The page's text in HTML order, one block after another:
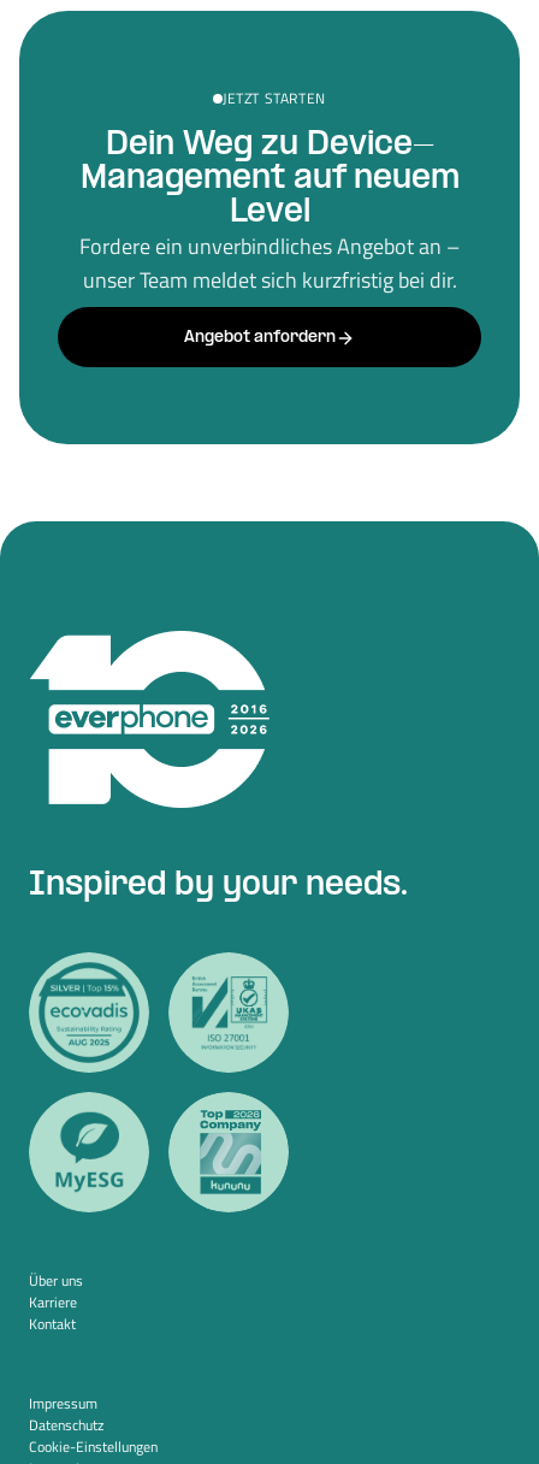
JETZT STARTEN
Dein Weg zu Device-
Management auf neuem
Level
Fordere ein unverbindliches Angebot an –
unser Team meldet sich kurzfristig bei dir.
Angebot anfordern
Inspired by your needs.
Über uns
Karriere
Kontakt
Impressum
Datenschutz
Cookie-Einstellungen